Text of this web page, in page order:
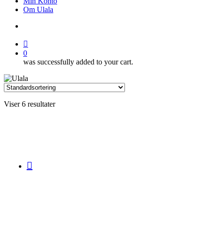
Om Ulala
0
was successfully added to your cart.
Viser 6 resultater